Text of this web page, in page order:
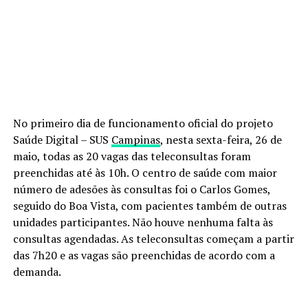
No primeiro dia de funcionamento oficial do projeto
Saúde Digital – SUS Campinas, nesta sexta-feira, 26 de
maio, todas as 20 vagas das teleconsultas foram
preenchidas até às 10h. O centro de saúde com maior
número de adesões às consultas foi o Carlos Gomes,
seguido do Boa Vista, com pacientes também de outras
unidades participantes. Não houve nenhuma falta às
consultas agendadas. As teleconsultas começam a partir
das 7h20 e as vagas são preenchidas de acordo com a
demanda.